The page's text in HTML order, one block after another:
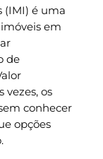
(IMI) é uma
em
de
vezes, os
conhecer
opções